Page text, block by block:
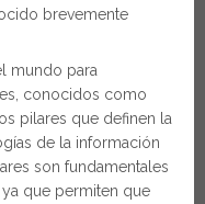
brevemente
mundo para
conocidos como
pilares que definen la
de la información
son fundamentales
que permiten que